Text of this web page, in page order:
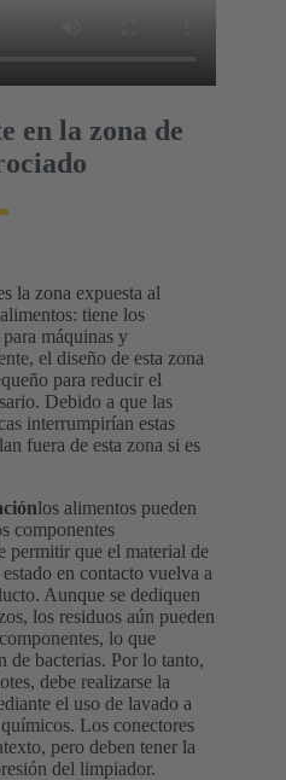
en la zona de
la zona expuesta al
tiene los
máquinas y
el diseño de esta zona
para reducir el
Debido a que las
interrumpirían estas
fuera de esta zona si es
los alimentos pueden
componentes
permitir que el material de
en contacto vuelva a
Aunque se dediquen
los residuos aún pueden
lo que
de bacterias. Por lo tanto,
debe realizarse la
el uso de lavado a
Los conectores
pero deben tener la
del limpiador.